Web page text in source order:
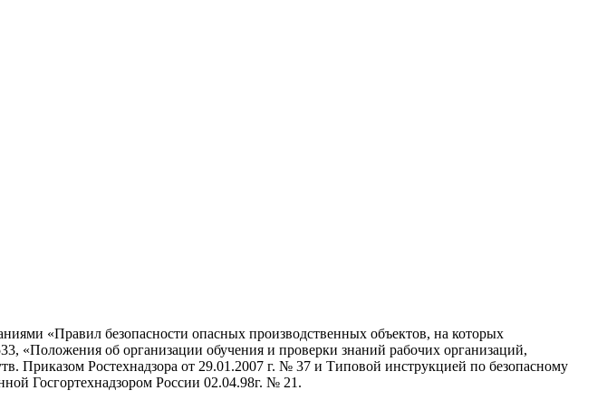
«Правил безопасности опасных производственных объектов, на которых
«Положения об организации обучения и проверки знаний рабочих организаций,
Приказом Ростехнадзора от 29.01.2007 г. № 37 и Типовой инструкцией по безопасному
Госгортехнадзором России 02.04.98г. № 21.